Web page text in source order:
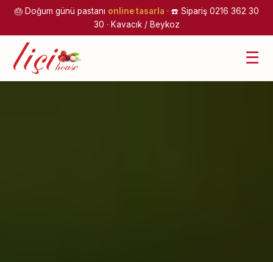
🎂 Doğum günü pastanı online tasarla · ☎️ Sipariş 0216 362 30
30 · Kavacık / Beykoz
☰